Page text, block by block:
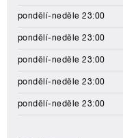
pondělí-neděle 23:00
pondělí-neděle 23:00
pondělí-neděle 23:00
pondělí-neděle 23:00
pondělí-neděle 23:00